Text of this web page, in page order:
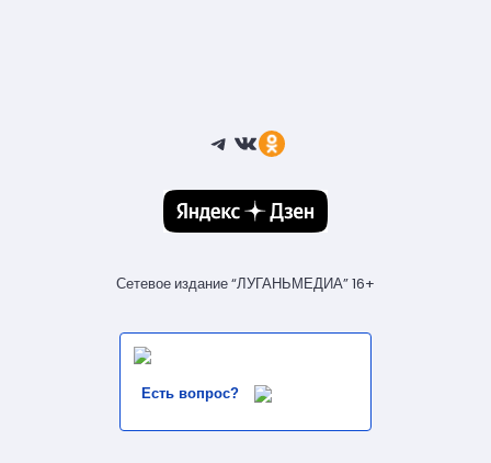
Telegram
ВКонтакте
Ссылка
Сетевое издание “ЛУГАНЬМЕДИА” 16+
Есть вопрос?